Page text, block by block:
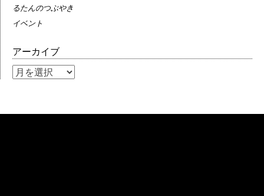
るたんのつぶやき
イベント
アーカイブ
ア
イ